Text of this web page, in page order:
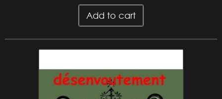
Add to cart